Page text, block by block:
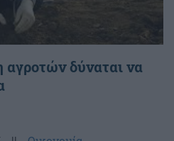
δύναται να